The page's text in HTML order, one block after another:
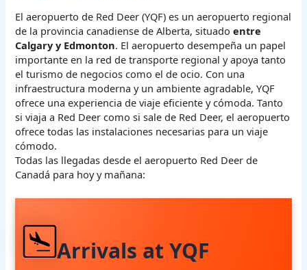
El aeropuerto de Red Deer (YQF) es un aeropuerto regional
de la provincia canadiense de Alberta, situadoentre
Calgary y Edmonton. El aeropuerto desempeña un papel
importante en la red de transporte regional y apoya tanto
el turismo de negocios como el de ocio. Con una
infraestructura moderna y un ambiente agradable, YQF
ofrece una experiencia de viaje eficiente y cómoda. Tanto
si viaja a Red Deer como si sale de Red Deer, el aeropuerto
ofrece todas las instalaciones necesarias para un viaje
cómodo.
Todas las llegadas desde el aeropuerto Red Deer de
Canadá para hoy y mañana:
Arrivals at YQF